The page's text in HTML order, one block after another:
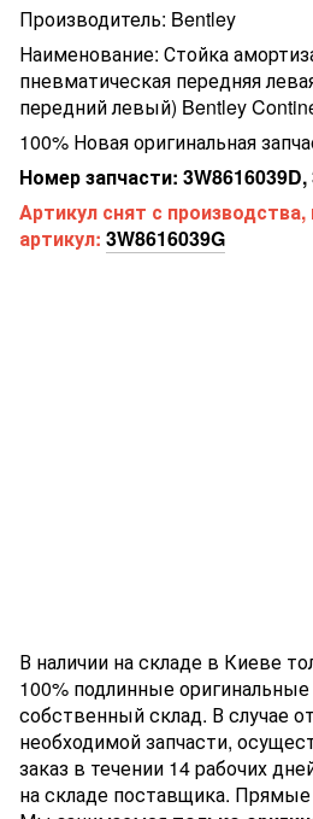
Производитель: Bentley
Наименование: Стойка
пневматическая передняя
передний левый) Bentley
100% Новая оригинальная
Номер запчасти: 3W8616039D,
Артикул снят с
артикул: 3W8616039G
В наличии на складе в Киеве
100% подлинные оригинальные
собственный склад. В случае
необходимой запчасти,
заказ в течении 14 рабочих
на складе поставщика.